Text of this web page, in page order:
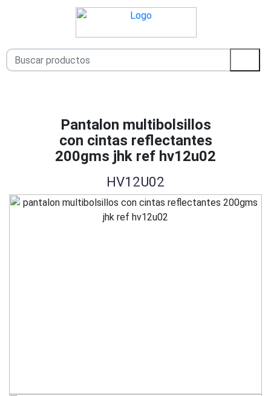
Pantalon multibolsillos
con cintas reflectantes
200gms jhk ref hv12u02
HV12U02